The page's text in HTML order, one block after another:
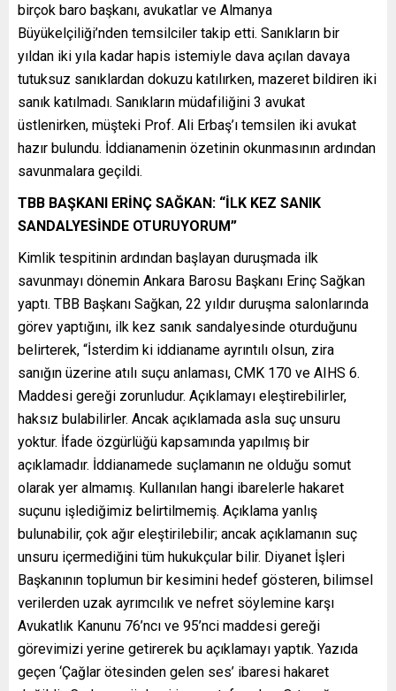
birçok baro başkanı, avukatlar ve Almanya
Büyükelçiliği’nden temsilciler takip etti. Sanıkların bir
yıldan iki yıla kadar hapis istemiyle dava açılan davaya
tutuksuz sanıklardan dokuzu katılırken, mazeret bildiren iki
sanık katılmadı. Sanıkların müdafiliğini 3 avukat
üstlenirken, müşteki Prof. Ali Erbaş’ı temsilen iki avukat
hazır bulundu. İddianamenin özetinin okunmasının ardından
savunmalara geçildi.
TBB BAŞKANI ERİNÇ SAĞKAN: “İLK KEZ SANIK
SANDALYESİNDE OTURUYORUM”
Kimlik tespitinin ardından başlayan duruşmada ilk
savunmayı dönemin Ankara Barosu Başkanı Erinç Sağkan
yaptı. TBB Başkanı Sağkan, 22 yıldır duruşma salonlarında
görev yaptığını, ilk kez sanık sandalyesinde oturduğunu
belirterek, “İsterdim ki iddianame ayrıntılı olsun, zira
sanığın üzerine atılı suçu anlaması, CMK 170 ve AIHS 6.
Maddesi gereği zorunludur. Açıklamayı eleştirebilirler,
haksız bulabilirler. Ancak açıklamada asla suç unsuru
yoktur. İfade özgürlüğü kapsamında yapılmış bir
açıklamadır. İddianamede suçlamanın ne olduğu somut
olarak yer almamış. Kullanılan hangi ibarelerle hakaret
suçunu işlediğimiz belirtilmemiş. Açıklama yanlış
bulunabilir, çok ağır eleştirilebilir; ancak açıklamanın suç
unsuru içermediğini tüm hukukçular bilir. Diyanet İşleri
Başkanının toplumun bir kesimini hedef gösteren, bilimsel
verilerden uzak ayrımcılık ve nefret söylemine karşı
Avukatlık Kanunu 76’ncı ve 95’nci maddesi gereği
görevimizi yerine getirerek bu açıklamayı yaptık. Yazıda
geçen ‘Çağlar ötesinden gelen ses’ ibaresi hakaret